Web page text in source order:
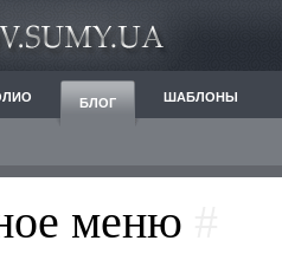
БЛОГ ШАБЛОНЫ
меню